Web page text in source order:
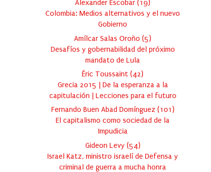
Alexander Escobar (19)
Colombia: Medios alternativos y el nuevo
Gobierno
Amílcar Salas Oroño (5)
Desafíos y gobernabilidad del próximo
mandato de Lula
Éric Toussaint (42)
Grecia 2015 | De la esperanza a la
capitulación | Lecciones para el futuro
Fernando Buen Abad Domínguez (101 )
El capitalismo como sociedad de la
Impudicia
Gideon Levy (54)
Israel Katz, ministro israelí de Defensa y
criminal de guerra a mucha honra